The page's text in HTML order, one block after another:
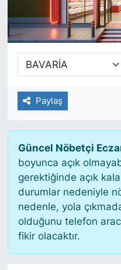
Paylaş
Güncel Nöbetçi
boyunca açık
gerektiğinde açık
durumlar nedeniyle
nedenle, yola
olduğunu telefon
fikir olacaktır.
SİYASET
SAĞLIK